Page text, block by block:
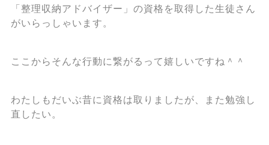
「整理収納アドバイザー」の資格を取得した生徒さん
がいらっしゃいます。
ここからそんな行動に繋がるって嬉しいですね＾＾
わたしもだいぶ昔に資格は取りましたが、また勉強し
直したい。